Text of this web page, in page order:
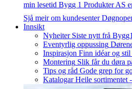
min lesetid Bygg 1 Produkter AS
Sjå meir om kundesenter
Innsikt
Nyheiter Siste nytt frå
Eventyrlig oppussing
Inspirasjon Finn idéar og
Montering Slik får du døra
Tips og råd Gode grep for
Katalogar Heile sortimentet